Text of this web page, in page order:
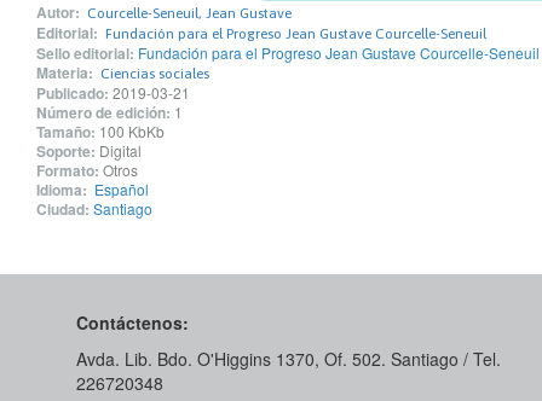
Autor: Courcelle-Seneuil, Jean Gustave
Editorial: Fundación para el Progreso Jean Gustave Courcelle-Seneuil
Sello editorial: Fundación para el Progreso Jean Gustave Courcelle-Seneuil
Materia: Ciencias sociales
Publicado: 2019-03-21
Número de edición: 1
Tamaño: 100 KbKb
Soporte: Digital
Formato: Otros
Idioma: Español
Ciudad: Santiago
Contáctenos:
Avda. Lib. Bdo. O'Higgins 1370, Of. 502. Santiago / Tel.
226720348